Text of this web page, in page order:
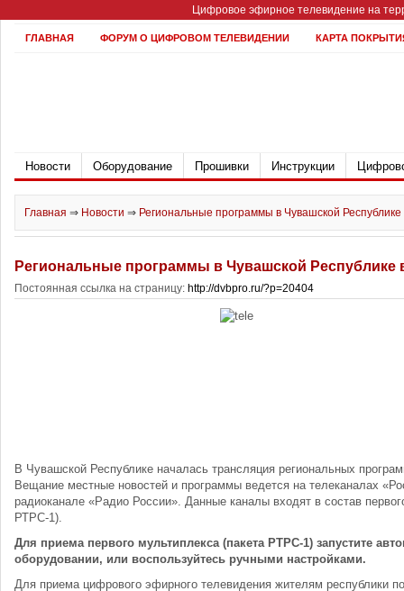
Цифровое эфирное телевидение на
ГЛАВНАЯ ФОРУМ О ЦИФРОВОМ ТЕЛЕВИДЕНИИ КАРТА
Новости Оборудование Прошивки Инструкции
Главная ⇒ Новости ⇒ Региональные программы в Чувашской
Региональные программы в Чувашской Республике
Постоянная ссылка на страницу: http://dvbpro.ru/?p=20404
В Чувашской Республике началась трансляция региональных
Вещание местные новостей и программы ведется на телеканалах
радиоканале «Радио России». Данные каналы входят в состав
РТРС-1).
Для приема первого мультиплекса (пакета РТРС-1) запустите
оборудовании, или воспользуйтесь ручными настройками.
Для приема цифрового эфирного телевидения жителям республики